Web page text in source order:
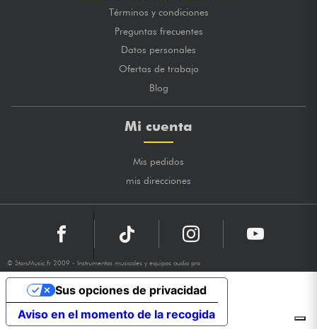
Términos y condiciones
Preguntas frecuentes
Datos personales
Ofertas de trabajo
Blog
Mi cuenta
Mis pedidos
mis direcciones
© StarsMusic.fr 2009 - Instrumentos musicales y equipos audio pro
Aviso en el momento de la recogida
Sus opciones de privacidad